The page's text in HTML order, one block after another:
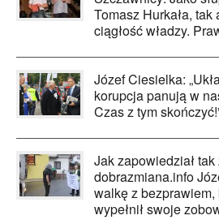
Tomasz Hurkała,
ciągłość władzy.
Józef Ciesielka:
korupcja panują w
Czas z tym
Jak zapowiedział
dobrazmiana.info
walkę z
wypełnił swoje